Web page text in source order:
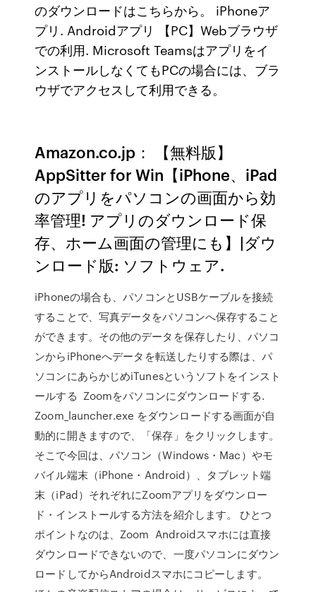
のダウンロードはこちらから。 iPhoneア
プリ. Androidアプリ 【PC】Webブラウザ
での利用. Microsoft Teamsはアプリをイ
ンストールしなくてもPCの場合には、ブラ
ウザでアクセスして利用できる。
Amazon.co.jp： 【無料版】
AppSitter for Win【iPhone、iPad
のアプリをパソコンの画面から効
率管理! アプリのダウンロード保
存、ホーム画面の管理にも】|ダウ
ンロード版: ソフトウェア.
iPhoneの場合も、パソコンとUSBケーブルを接続
することで、写真データをパソコンへ保存すること
ができます。その他のデータを保存したり、パソコ
ンからiPhoneへデータを転送したりする際は、パ
ソコンにあらかじめiTunesというソフトをインスト
ールする Zoomをパソコンにダウンロードする.
Zoom_launcher.exe をダウンロードする画面が自
動的に開きますので、「保存」をクリックします。
そこで今回は、パソコン（Windows・Mac）やモ
バイル端末（iPhone・Android）、タブレット端
末（iPad）それぞれにZoomアプリをダウンロー
ド・インストールする方法を紹介します。 ひとつ
ポイントなのは、Zoom Androidスマホには直接
ダウンロードできないので、一度パソコンにダウン
ロードしてからAndroidスマホにコピーします。